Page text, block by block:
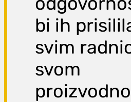
bi ih
svim
svom